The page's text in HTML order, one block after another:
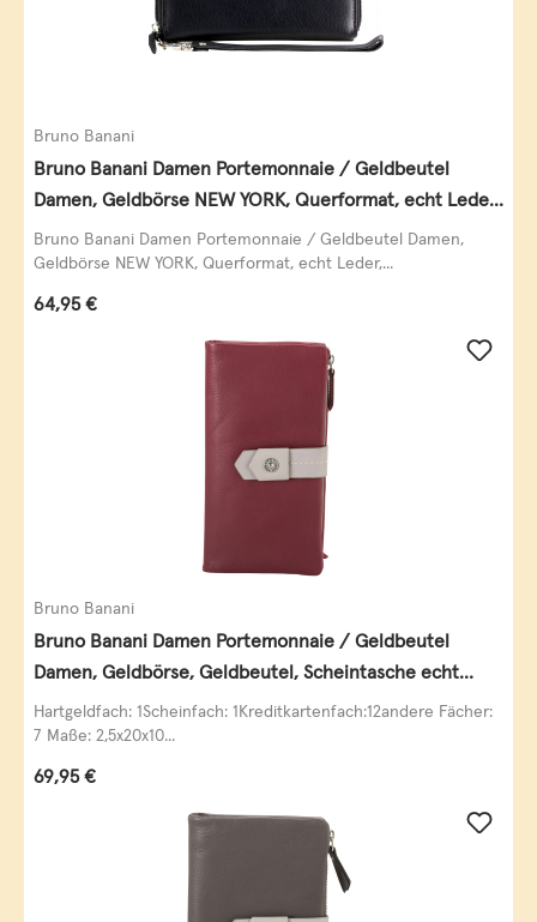
Bruno Banani
Bruno Banani Damen Portemonnaie / Geldbeutel
Damen, Geldbörse NEW YORK, Querformat, echt Leder,
schwarz
Bruno Banani Damen Portemonnaie / Geldbeutel Damen,
Geldbörse NEW YORK, Querformat, echt Leder,...
Regulärer Preis:
64,95 €
Bruno Banani
Bruno Banani Damen Portemonnaie / Geldbeutel
Damen, Geldbörse, Geldbeutel, Scheintasche echt
Leder
Hartgeldfach: 1Scheinfach: 1Kreditkartenfach:12andere Fächer:
7 Maße: 2,5x20x10...
Regulärer Preis:
69,95 €